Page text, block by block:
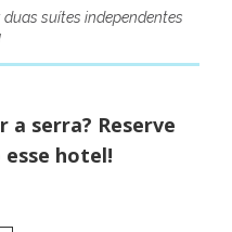
suítes independentes
a serra? Reserve
hotel!